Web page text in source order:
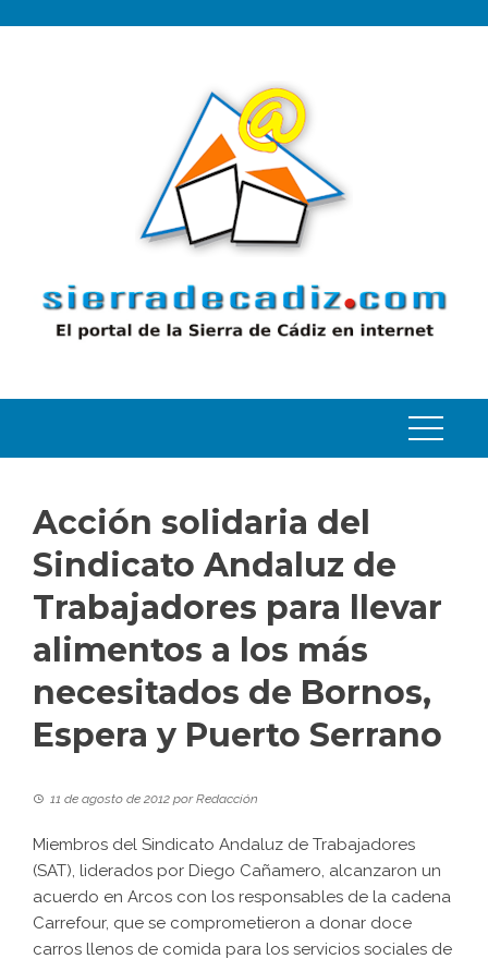
Acción solidaria del
Sindicato Andaluz de
Trabajadores para llevar
alimentos a los más
necesitados de Bornos,
Espera y Puerto Serrano
11 de agosto de 2012 porRedacción
Miembros del Sindicato Andaluz de Trabajadores
(SAT), liderados por Diego Cañamero, alcanzaron un
acuerdo en Arcos con los responsables de la cadena
Carrefour, que se comprometieron a donar doce
carros llenos de comida para los servicios sociales de